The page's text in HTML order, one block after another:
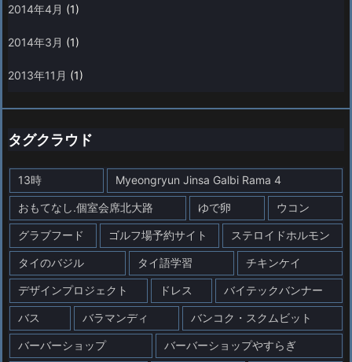
2014年4月 (1)
2014年3月 (1)
2013年11月 (1)
タグクラウド
13時 Myeongryun Jinsa Galbi Rama 4
おもてなし.個室会席北大路 ゆで卵 ウコン
グラブフード ゴルフ場予約サイト ステロイドホルモン
タイのバジル タイ語学習 チキンケイ
デザインプロジェクト ドレス バイテックバンナー
バス バラマンディ バンコク・スクムビット
バーバーショップ バーバーショップやすらぎ